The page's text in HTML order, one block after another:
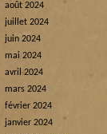
août 2024
juillet 2024
juin 2024
mai 2024
avril 2024
mars 2024
février 2024
janvier 2024